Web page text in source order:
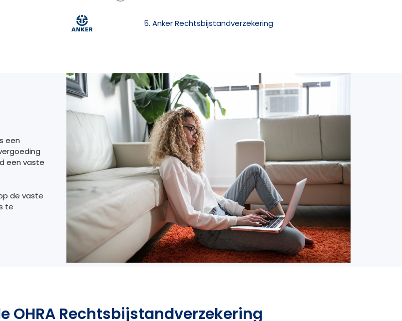
5. Anker Rechtsbijstandverzekering
een
een vaste
de vaste
te
OHRA Rechtsbijstandverzekering